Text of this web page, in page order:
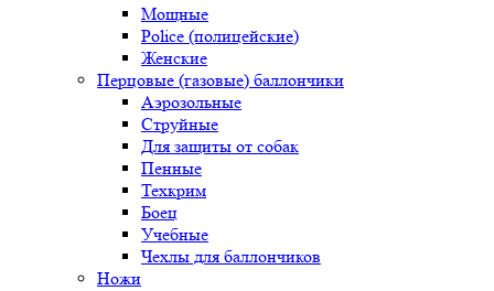
Мощные
Police (полицейские)
Женские
Перцовые (газовые) баллончики
Аэрозольные
Струйные
Для защиты от собак
Пенные
Техкрим
Боец
Учебные
Чехлы для баллончиков
Ножи